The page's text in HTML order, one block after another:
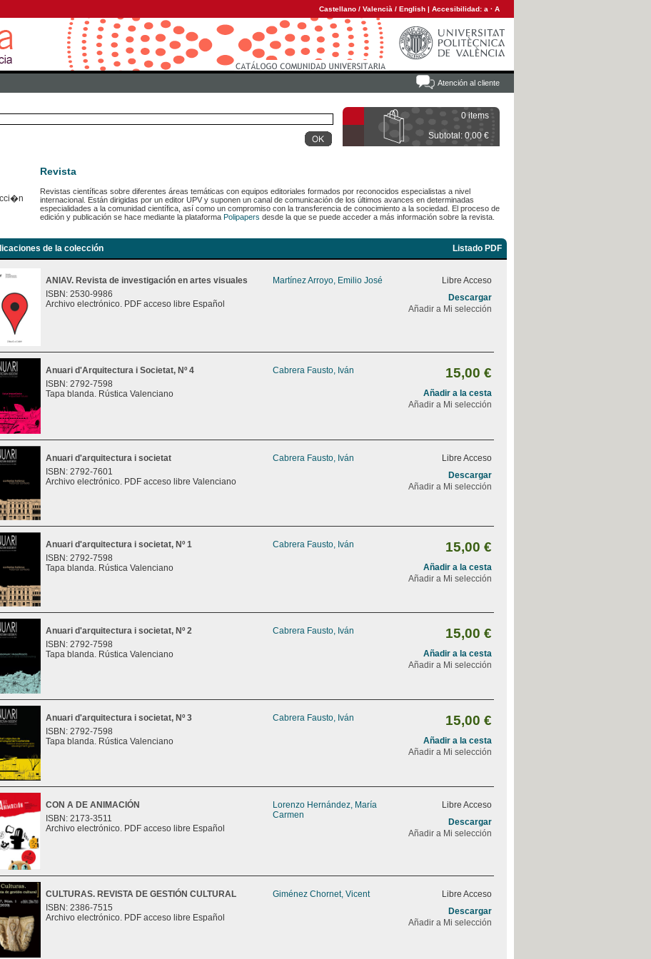
Castellano / Valencià / English | Accesibilidad: a · A
Atención al cliente
0 items
Subtotal: 0,00 €
Revista
Revistas científicas sobre diferentes áreas temáticas con equipos editoriales formados por reconocidos especialistas a nivel
internacional. Están dirigidas por un editor UPV y suponen un canal de comunicación de los últimos avances en determinadas
especialidades a la comunidad científica, así como un compromiso con la transferencia de conocimiento a la sociedad. El proceso de
edición y publicación se hace mediante la plataforma Polipapers desde la que se puede acceder a más información sobre la revista.
de la colección Listado PDF
ANIAV. Revista de investigación en artes visuales
ISBN: 2530-9986
Archivo electrónico. PDF acceso libre Español
Martínez Arroyo, Emilio José
Libre Acceso
Descargar
Añadir a Mi selección
Anuari d'Arquitectura i Societat, Nº 4
ISBN: 2792-7598
Tapa blanda. Rústica Valenciano
Cabrera Fausto, Iván 15,00 €
Añadir a la cesta
Añadir a Mi selección
Anuari d'arquitectura i societat
ISBN: 2792-7601
Archivo electrónico. PDF acceso libre Valenciano
Cabrera Fausto, Iván
Libre Acceso
Descargar
Añadir a Mi selección
Anuari d'arquitectura i societat, Nº 1
ISBN: 2792-7598
Tapa blanda. Rústica Valenciano
Cabrera Fausto, Iván 15,00 €
Añadir a la cesta
Añadir a Mi selección
Anuari d'arquitectura i societat, Nº 2
ISBN: 2792-7598
Tapa blanda. Rústica Valenciano
Cabrera Fausto, Iván 15,00 €
Añadir a la cesta
Añadir a Mi selección
Anuari d'arquitectura i societat, Nº 3
ISBN: 2792-7598
Tapa blanda. Rústica Valenciano
Cabrera Fausto, Iván 15,00 €
Añadir a la cesta
Añadir a Mi selección
CON A DE ANIMACIÓN
ISBN: 2173-3511
Archivo electrónico. PDF acceso libre Español
Lorenzo Hernández, María
Carmen
Libre Acceso
Descargar
Añadir a Mi selección
CULTURAS. REVISTA DE GESTIÓN CULTURAL
ISBN: 2386-7515
Archivo electrónico. PDF acceso libre Español
Giménez Chornet, Vicent
Libre Acceso
Descargar
Añadir a Mi selección